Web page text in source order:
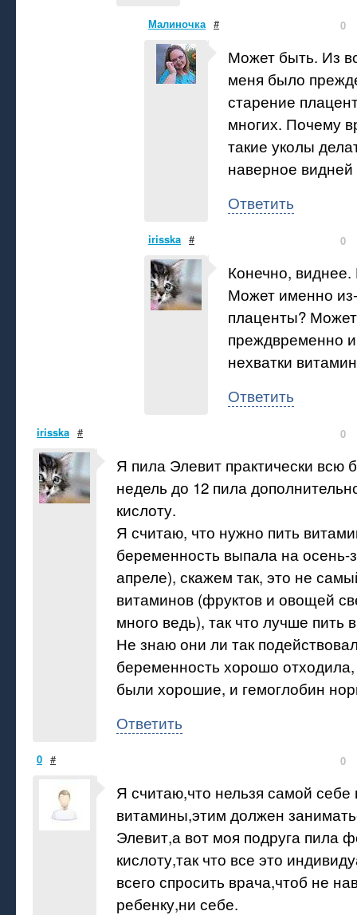
Малиночка # 0
Может быть. Из
меня было
старение
многих. Почему
такие уколы
наверное
Ответить
irisska # 0
Конечно,
Может именно
плаценты?
преждвременно
нехватки
Ответить
irisska # 0
Я пила Элевит практически всю
недель до 12 пила
кислоту.
Я считаю, что нужно пить
беременность выпала на осень-
апреле), скажем так, это не
витаминов (фруктов и овощей
много ведь), так что лучше пить
Не знаю они ли так
беременность хорошо
были хорошие, и гемоглобин
Ответить
0 # 0
Я считаю,что нельзя самой себе
витамины,этим должен
Элевит,а вот моя подруга пила
кислоту,так что все это
всего спросить врача,чтоб не
ребенку,ни себе.